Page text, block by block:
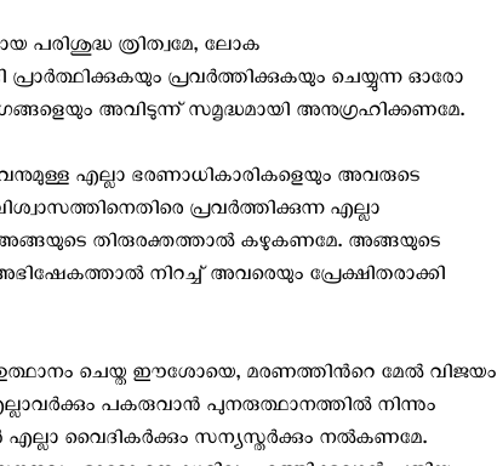
പരിശുദ്ധ ത്രിത്വമേ, ലോക
പ്രവർത്തിക്കുകയും ചെയ്യുന്ന ഓരോ
അവിടുന്ന് സമൃദ്ധമായി അനുഗ്രഹിക്കണമേ.
എല്ലാ ഭരണാധികാരികളെയും അവരുടെ
പ്രവർത്തിക്കുന്ന എല്ലാ
അങ്ങയുടെ തിരുരക്തത്താൽ കഴുകണമേ. അങ്ങയുടെ
നിറച്ച് അവരെയും പ്രേക്ഷിതരാക്കി
ഉത്ഥാനം ചെയ്ത ഈശോയെ, മരണത്തിന്‍റെ മേല്‍ വിജയം
പകരുവാന്‍ പുനരുത്ഥാനത്തില്‍ നിന്നും
എല്ലാ വൈദികർക്കും സന്യസ്തർക്കും നൽകണമേ.